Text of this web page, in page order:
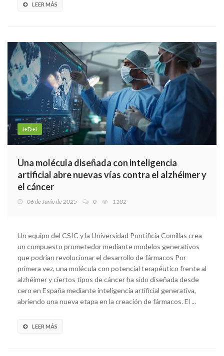
LEER MÁS
I+D+I
Una molécula diseñada con inteligencia
artificial abre nuevas vías contra el alzhéimer y
el cáncer
06 de Junio de 2025 0 1102
Un equipo del CSIC y la Universidad Pontificia Comillas crea
un compuesto prometedor mediante modelos generativos
que podrían revolucionar el desarrollo de fármacos Por
primera vez, una molécula con potencial terapéutico frente al
alzhéimer y ciertos tipos de cáncer ha sido diseñada desde
cero en España mediante inteligencia artificial generativa,
abriendo una nueva etapa en la creación de fármacos. El ...
LEER MÁS